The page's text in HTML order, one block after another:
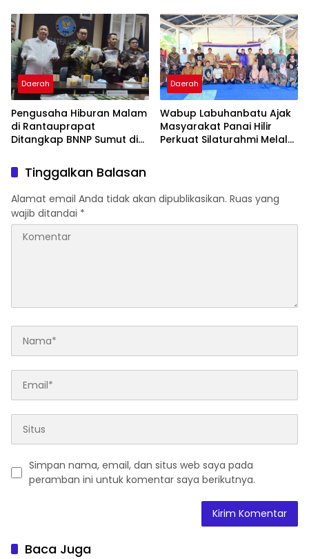
Daerah
Pengusaha Hiburan Malam
di Rantauprapat
Ditangkap BNNP Sumut di
Daerah
Wabup Labuhanbatu Ajak
Masyarakat Panai Hilir
Perkuat Silaturahmi Melalui
Tinggalkan Balasan
Alamat email Anda tidak akan dipublikasikan. Ruas yang
wajib ditandai *
Simpan nama, email, dan situs web saya pada
peramban ini untuk komentar saya berikutnya.
Baca Juga